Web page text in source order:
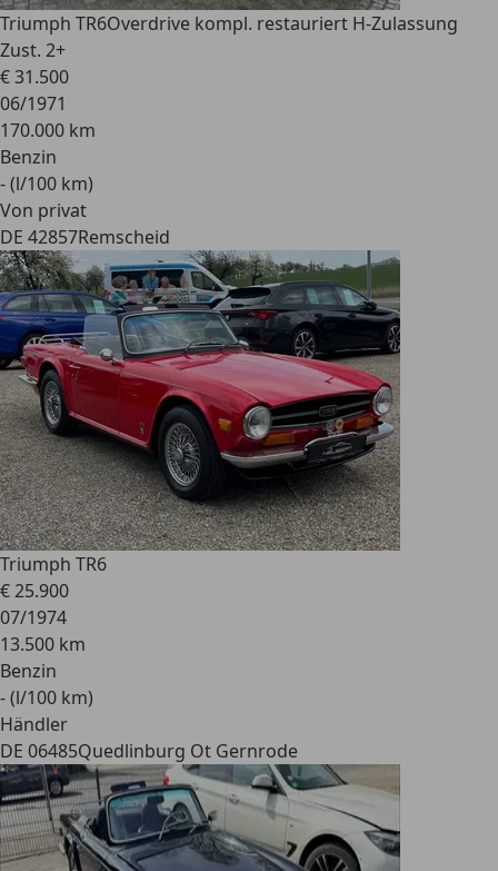
Triumph TR6Overdrive kompl. restauriert H-Zulassung
Zust. 2+
€ 31.500
06/1971
170.000 km
Benzin
- (l/100 km)
Von privat
DE 42857Remscheid
Triumph TR6
€ 25.900
07/1974
13.500 km
Benzin
- (l/100 km)
Händler
DE 06485Quedlinburg Ot Gernrode